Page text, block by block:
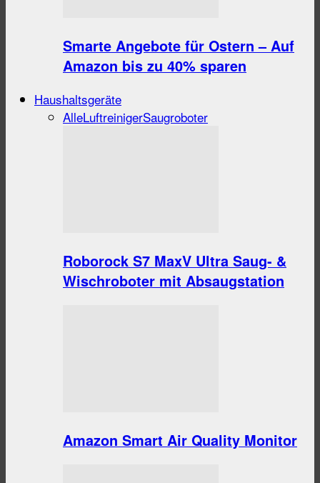
Smarte Angebote für Ostern – Auf
Amazon bis zu 40% sparen
Haushaltsgeräte
AlleLuftreinigerSaugroboter
Roborock S7 MaxV Ultra Saug- &
Wischroboter mit Absaugstation
Amazon Smart Air Quality Monitor